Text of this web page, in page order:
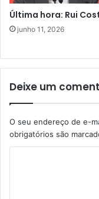
Última hora: Rui
junho 11, 2026
Deixe um
O seu endereço de e-
obrigatórios são